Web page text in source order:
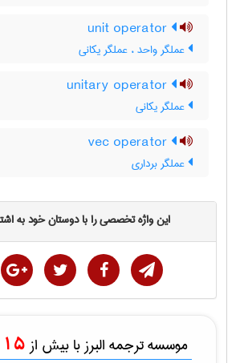
عملگر واحد ، عملگر یکانی
عملگر یکانی
عملگر برداری
این واژه تخصصی را با دوستان خود به
موسسه ترجمه البرز با بیش از 15